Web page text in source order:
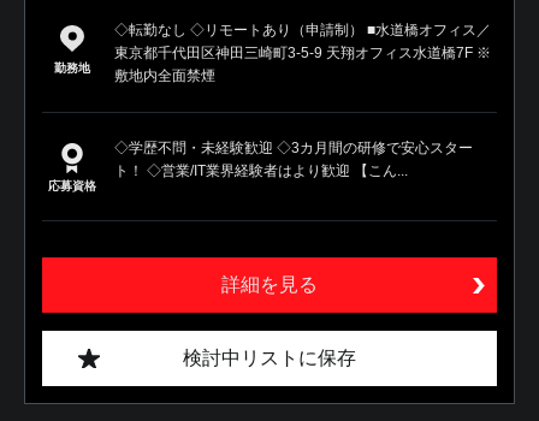
勤務地
◇転勤なし ◇リモートあり（申請制） ■水道橋オフィス／
東京都千代田区神田三崎町3-5-9 天翔オフィス水道橋7F ※
敷地内全面禁煙
応募資格
◇学歴不問・未経験歓迎 ◇3カ月間の研修で安心スター
ト！ ◇営業/IT業界経験者はより歓迎 【こん...
詳細を見る
検討中リストに保存